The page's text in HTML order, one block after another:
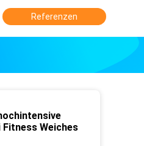
Referenzen
Weiches